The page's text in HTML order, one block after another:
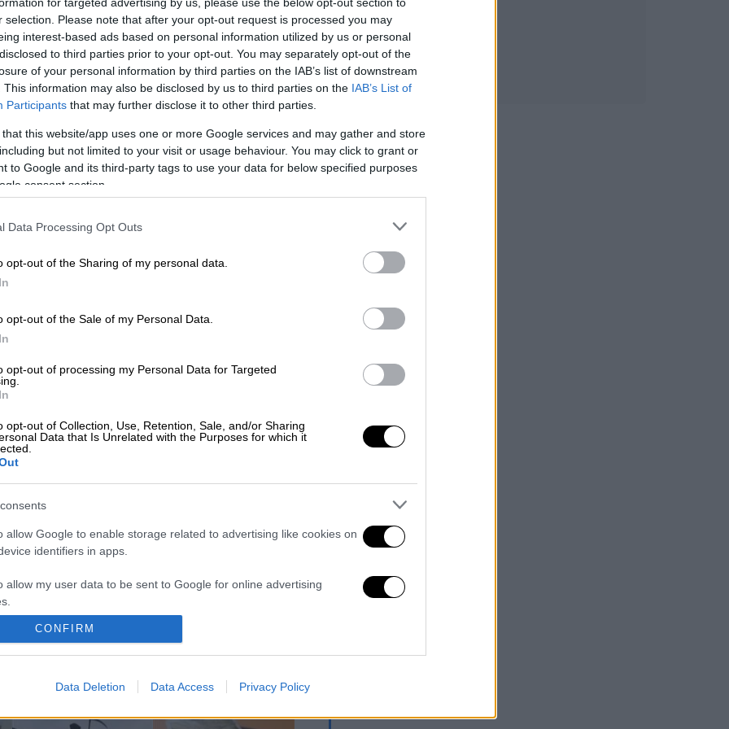
for targeted advertising by us, please use the below opt-out section to
selection. Please note that after your opt-out request is processed you may
interest-based ads based on personal information utilized by us or personal
to third parties prior to your opt-out. You may separately opt-out of the
of your personal information by third parties on the IAB’s list of downstream
This information may also be disclosed by us to third parties on the IAB’s List of
Participants that may further disclose it to other third parties.
that this website/app uses one or more Google services and may gather and store
but not limited to your visit or usage behaviour. You may click to grant or
to Google and its third-party tags to use your data for below specified purposes
consent section.
Data Processing Opt Outs
opt-out of the Sharing of my personal data.
opt-out of the Sale of my Personal Data.
opt-out of processing my Personal Data for Targeted
opt-out of Collection, Use, Retention, Sale, and/or Sharing
Data that Is Unrelated with the Purposes for which it
allow Google to enable storage related to advertising like cookies on
identifiers in apps.
allow my user data to be sent to Google for online advertising
allow Google to send me personalized advertising.
identifiers in apps.
allow Google to enable storage related to functionality of the website
CONFIRM
Data Deletion Data Access Privacy Policy
το ΕΘΝΟΣ στη Google
Ντύθηκε «Χάρος»,
οροφή
νοσοκομείου και
κοιτούσε επίμονα
τους ασθενείς
«Όχι γκέι 17 Pro,
11άρι»: Ρώσοι
τους στο TikTok
για να... γίνουν πιο